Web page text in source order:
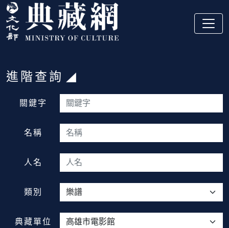
跳到主要內容
:::
:::
進階查詢
關鍵字
名稱
人名
類別
典藏單位